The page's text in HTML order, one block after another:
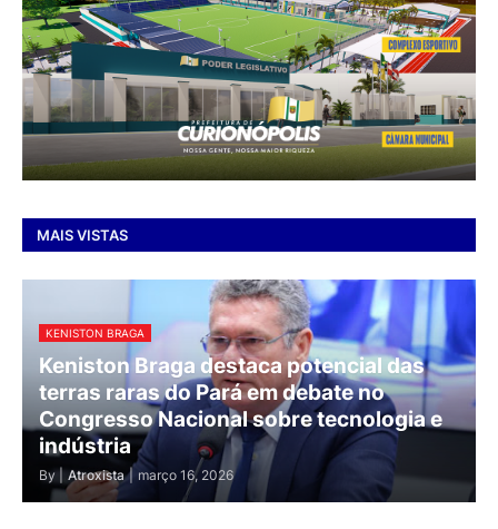
MAIS VISTAS
KENISTON BRAGA
Keniston Braga destaca potencial das
terras raras do Pará em debate no
Congresso Nacional sobre tecnologia e
indústria
By | Atroxista | março 16, 2026